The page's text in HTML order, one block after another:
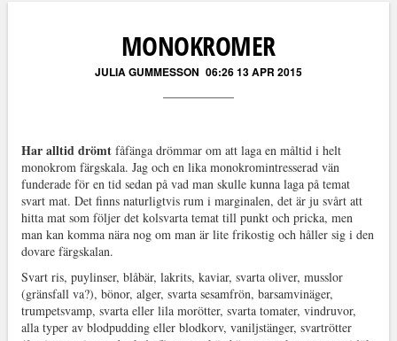
MONOKROMER
JULIA GUMMESSON 06:26 13 APR 2015
Har alltid drömtfåfänga drömmar om att laga en måltid i helt
monokrom färgskala. Jag och en lika monokromintresserad vän
funderade för en tid sedan på vad man skulle kunna laga på temat
svart mat. Det finns naturligtvis rum i marginalen, det är ju svårt att
hitta mat som följer det kolsvarta temat till punkt och pricka, men
man kan komma nära nog om man är lite frikostig och håller sig i den
dovare färgskalan.
Svart ris, puylinser, blåbär, lakrits, kaviar, svarta oliver, musslor
(gränsfall va?), bönor, alger, svarta sesamfrön, barsamvinäger,
trumpetsvamp, svarta eller lila morötter, svarta tomater, vindruvor,
alla typer av blodpudding eller blodkorv, vaniljstänger, svartrötter